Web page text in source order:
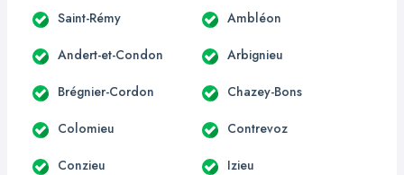
Saint-Rémy Ambléon
Andert-et-Condon Arbignieu
Brégnier-Cordon Chazey-Bons
Colomieu Contrevoz
Conzieu Izieu